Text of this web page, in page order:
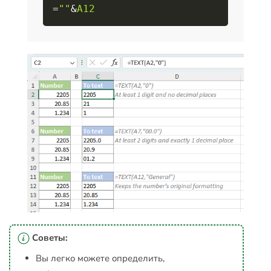
=""&A12
Советы:
Вы легко можете определить,